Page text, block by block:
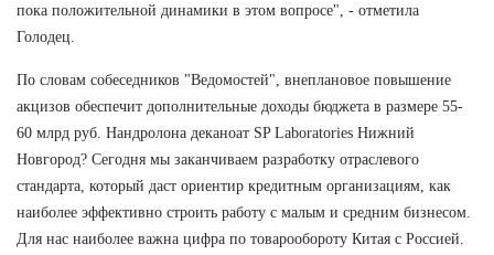
пока положительной динамики в этом вопросе", - отметила
Голодец.
По словам собеседников "Ведомостей", внеплановое повышение
акцизов обеспечит дополнительные доходы бюджета в размере 55-
60 млрд руб. Нандролона деканоат SP Laboratories Нижний
Новгород? Сегодня мы заканчиваем разработку отраслевого
стандарта, который даст ориентир кредитным организациям, как
наиболее эффективно строить работу с малым и средним бизнесом.
Для нас наиболее важна цифра по товарообороту Китая с Россией.